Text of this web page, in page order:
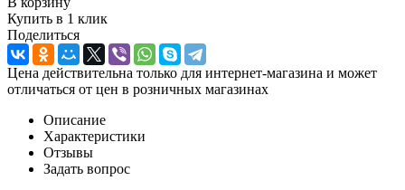
Купить в 1 клик
Поделиться
Цена действительна только для интернет-магазина и может
отличаться от цен в розничных магазинах
Описание
Характеристики
Отзывы
Задать вопрос